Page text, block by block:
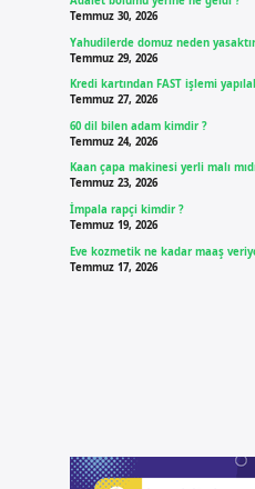
Temmuz 30, 2026
Yahudilerde domuz neden
Temmuz 29, 2026
Kredi kartından FAST işlemi
Temmuz 27, 2026
60 dil bilen adam kimdir ?
Temmuz 24, 2026
Kaan çapa makinesi yerli malı
Temmuz 23, 2026
İmpala rapçi kimdir ?
Temmuz 19, 2026
Eve kozmetik ne kadar maaş
Temmuz 17, 2026